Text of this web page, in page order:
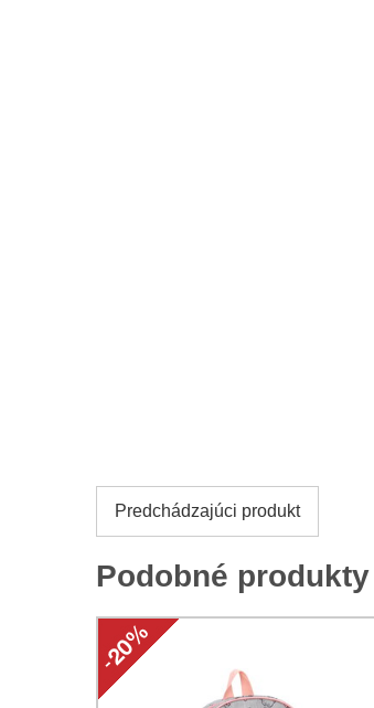
Predchádzajúci produkt
Podobné produkty